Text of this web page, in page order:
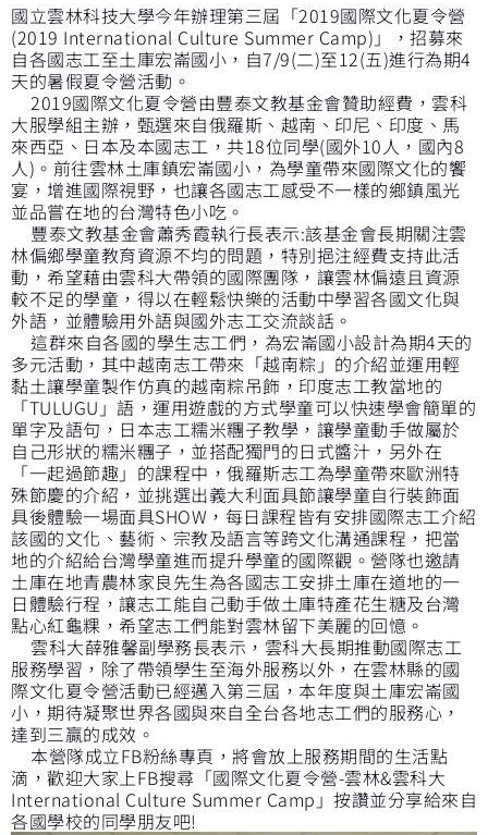
國立雲林科技大學今年辦理第三屆「2019國際文化夏令營
(2019 International Culture Summer Camp)」，招募來
自各國志工至土庫宏崙國小，自7/9(二)至12(五)進行為期4
天的暑假夏令營活動。
2019國際文化夏令營由豐泰文教基金會贊助經費，雲科
大服學組主辦，甄選來自俄羅斯、越南、印尼、印度、馬
來西亞、日本及本國志工，共18位同學(國外10人，國內8
人)。前往雲林土庫鎮宏崙國小，為學童帶來國際文化的饗
宴，增進國際視野，也讓各國志工感受不一樣的鄉鎮風光
並品嘗在地的台灣特色小吃。
豐泰文教基金會蕭秀霞執行長表示:該基金會長期關注雲
林偏鄉學童教育資源不均的問題，特別挹注經費支持此活
動，希望藉由雲科大帶領的國際團隊，讓雲林偏遠且資源
較不足的學童，得以在輕鬆快樂的活動中學習各國文化與
外語，並體驗用外語與國外志工交流談話。
這群來自各國的學生志工們，為宏崙國小設計為期4天的
多元活動，其中越南志工帶來「越南粽」的介紹並運用輕
黏土讓學童製作仿真的越南粽吊飾，印度志工教當地的
「TULUGU」語，運用遊戲的方式學童可以快速學會簡單的
單字及語句，日本志工糯米糰子教學，讓學童動手做屬於
自己形狀的糯米糰子，並搭配獨門的日式醬汁，另外在
「一起過節趣」的課程中，俄羅斯志工為學童帶來歐洲特
殊節慶的介紹，並挑選出義大利面具節讓學童自行裝飾面
具後體驗一場面具SHOW，每日課程皆有安排國際志工介紹
該國的文化、藝術、宗教及語言等跨文化溝通課程，把當
地的介紹給台灣學童進而提升學童的國際觀。營隊也邀請
土庫在地青農林家良先生為各國志工安排土庫在道地的一
日體驗行程，讓志工能自己動手做土庫特產花生糖及台灣
點心紅龜粿，希望志工們能對雲林留下美麗的回憶。
雲科大薛雅馨副學務長表示，雲科大長期推動國際志工
服務學習，除了帶領學生至海外服務以外，在雲林縣的國
際文化夏令營活動已經邁入第三屆，本年度與土庫宏崙國
小，期待凝聚世界各國與來自全台各地志工們的服務心，
達到三贏的成效。
本營隊成立FB粉絲專頁，將會放上服務期間的生活點
滴，歡迎大家上FB搜尋「國際文化夏令營-雲林&雲科大
International Culture Summer Camp」按讚並分享給來自
各國學校的同學朋友吧!